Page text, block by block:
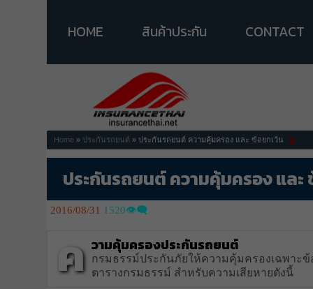
HOME สินค้าประกัน CONTACT
Home » ประกันรถยนต์ » ประกันรถยนต์ ความคุ้มครอง และ ข้อยกเว้น
ประกันรถยนต์ ความคุ้มครอง และ
2016/08/31 1520👁️‍🗨️
ค วามคุ้มครองประกันรถยนต์
กรมธรรม์ประกันภัยให้ความคุ้มครองเฉพาะ
ตารางกรมธรรม์ สำหรับความเสียหายดังนี้